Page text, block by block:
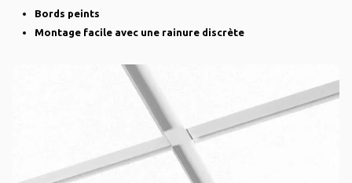
Bords peints
Montage facile avec une rainure discrète